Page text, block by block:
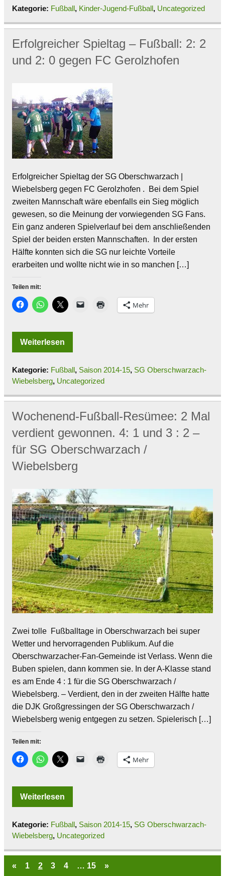
Kategorie: Fußball, Kinder-Jugend-Fußball, Uncategorized
Erfolgreicher Spieltag – Fußball: 2: 2
und 2: 0 gegen FC Gerolzhofen
Erfolgreicher Spieltag der SG Oberschwarzach |
Wiebelsberg gegen FC Gerolzhofen . Bei dem Spiel
zweiten Mannschaft wäre ebenfalls ein Sieg möglich
gewesen, so die Meinung der vorwiegenden SG Fans.
Ein ganz anderen Spielverlauf bei dem anschließenden
Spiel der beiden ersten Mannschaften. In der ersten
Hälfte konnten sich die SG nur leichte Vorteile
erarbeiten und wollte nicht wie in so manchen […]
Teilen mit:
Mehr
Weiterlesen
Kategorie: Fußball, Saison 2014-15, SG Oberschwarzach-
Wiebelsberg, Uncategorized
Wochenend-Fußball-Resümee: 2 Mal
verdient gewonnen. 4: 1 und 3 : 2 –
für SG Oberschwarzach /
Wiebelsberg
Zwei tolle Fußballtage in Oberschwarzach bei super
Wetter und hervorragenden Publikum. Auf die
Oberschwarzacher-Fan-Gemeinde ist Verlass. Wenn die
Buben spielen, dann kommen sie. In der A-Klasse stand
es am Ende 4 : 1 für die SG Oberschwarzach /
Wiebelsberg. – Verdient, den in der zweiten Hälfte hatte
die DJK Großgressingen der SG Oberschwarzach /
Wiebelsberg wenig entgegen zu setzen. Spielerisch […]
Teilen mit:
Mehr
Weiterlesen
Kategorie: Fußball , Saison 2014-15, SG Oberschwarzach-
Wiebelsberg, Uncategorized
« 1 2 3 4 … 15 »